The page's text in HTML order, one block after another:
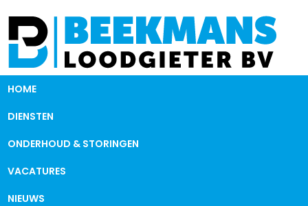
HOME
DIENSTEN
ONDERHOUD & STORINGEN
VACATURES
NIEUWS